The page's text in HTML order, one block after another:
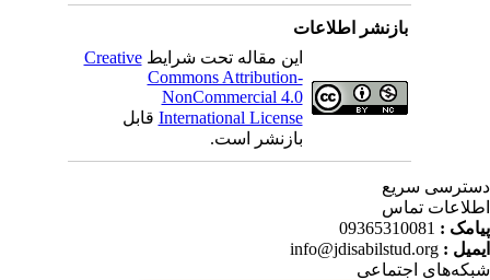
بازنشر اطلاعات
این مقاله تحت شرایطCreative
Commons Attribution-
NonCommercial 4.0
International Licenseقابل
بازنشر است.
سریع
تماس
:
09365310081
:
info@jdisabilstud.org
اجتماعی